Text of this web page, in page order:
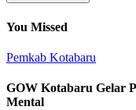
You Missed
Pemkab Kotabaru
GOW Kotabaru Gelar
Mental